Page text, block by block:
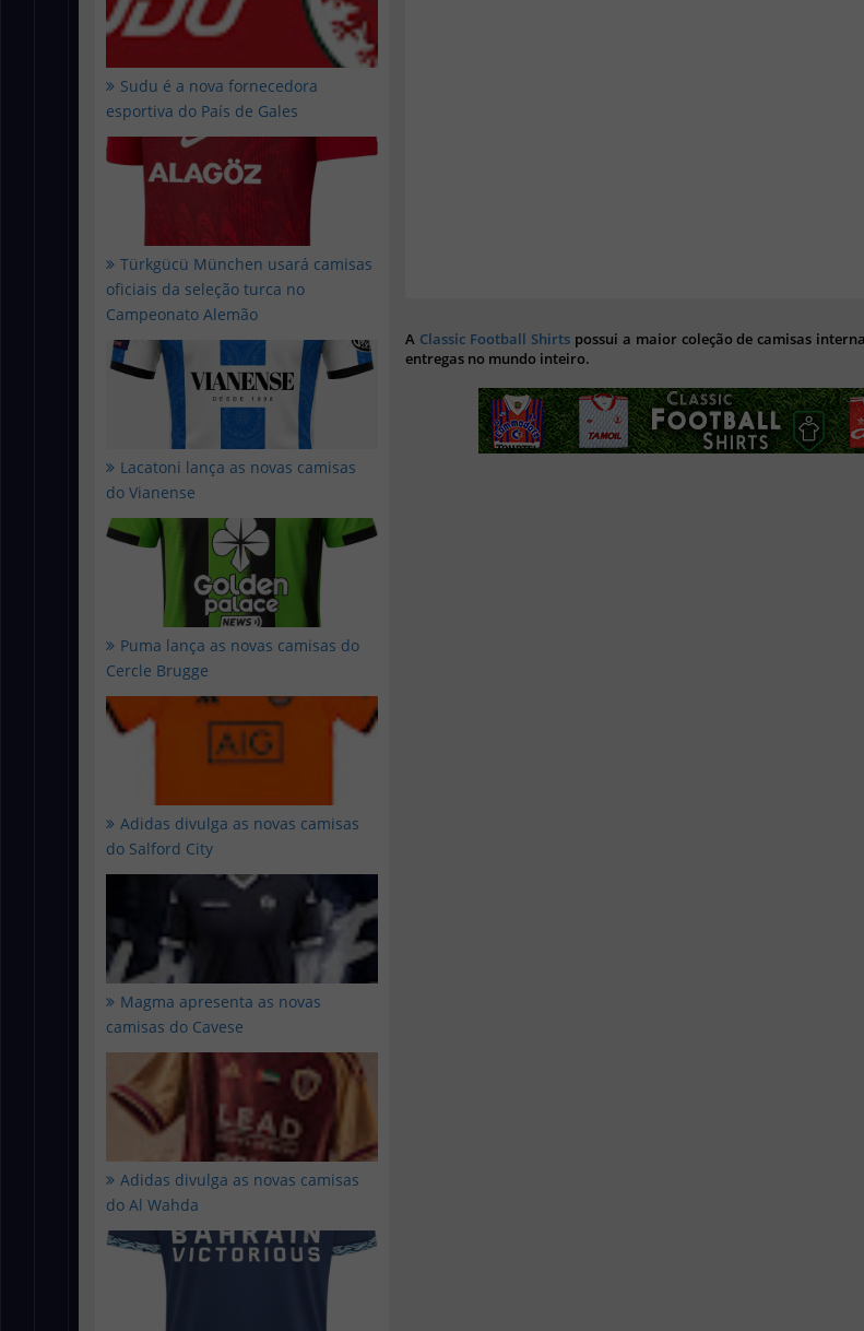
Sudu é a nova fornecedora
esportiva do País de Gales
Türkgücü München usará camisas
oficiais da seleção turca no
Campeonato Alemão
Lacatoni lança as novas camisas
do Vianense
Puma lança as novas camisas do
Cercle Brugge
Adidas divulga as novas camisas
do Salford City
Magma apresenta as novas
camisas do Cavese
Adidas divulga as novas camisas
do Al Wahda
A Classic Football Shirts possui a maior coleção de camisas
entregas no mundo inteiro.